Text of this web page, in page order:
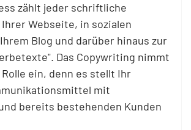
zählt jeder schriftliche
Webseite, in sozialen
Blog und darüber hinaus zur
Das Copywriting nimmt
ein, denn es stellt Ihr
mit
bereits bestehenden Kunden